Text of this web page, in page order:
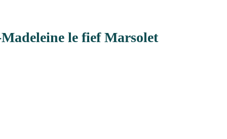
le fief Marsolet